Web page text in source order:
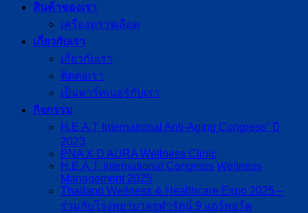
สินค้าของเรา
เครื่องตรวจเลือด
เกี่ยวกับเรา
เกี่ยวกับเรา
ติดต่อเรา
เป็นพาร์ทเนอร์กับเรา
กิจกรรม
H.E.A.T International Anti-Aging Congress” ปี
2023
PNA X D AURA Wellness Clinic
H.E.A.T. International Congress Wellness
Management 2025
Thailand Wellness & Healthcare Expo 2025 –
ร่วมกับโรงพยาบาลจุฬารัตน์ 9 แอร์พอร์ต